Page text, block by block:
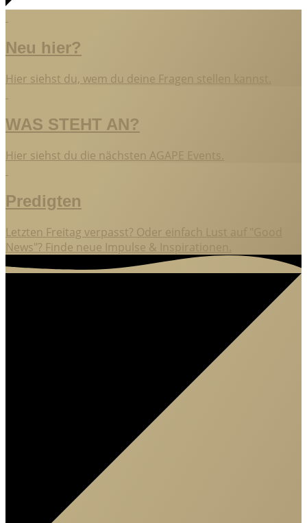
Neu hier?
Hier siehst du, wem du deine Fragen stellen kannst.
WAS STEHT AN?
Hier siehst du die nächsten AGAPE Events.
Predigten
Letzten Freitag verpasst? Oder einfach Lust auf "Good
News"? Finde neue Impulse & Inspirationen.